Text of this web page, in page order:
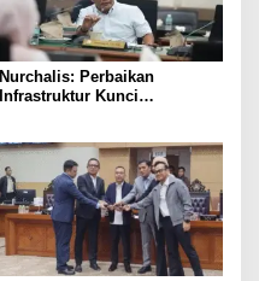
Nurchalis: Perbaikan
Infrastruktur Kunci